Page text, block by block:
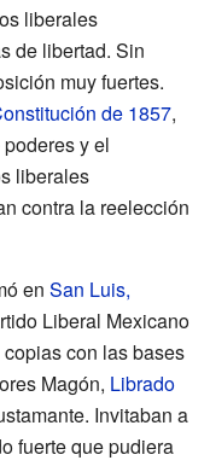
liberales
de libertad. Sin
muy fuertes.
de 1857,
y el
liberales
contra la reelección
en San Luis,
Liberal Mexicano
con las bases
Magón, Librado
Invitaban a
fuerte que pudiera